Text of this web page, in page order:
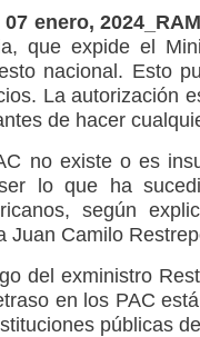
enero,
que expide el
nacional. Esto
La autorización
de hacer
no existe o es
lo que ha
según
Juan Camilo
del exministro
en los PAC
públicas